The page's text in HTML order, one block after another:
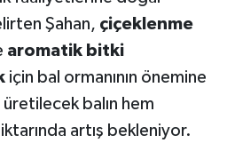
Şahan, çiçeklenme
aromatik bitki
için bal ormanının önemine
balın hem
artış bekleniyor.